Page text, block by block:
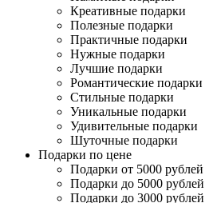
Креативные подарки
Полезные подарки
Практичные подарки
Нужные подарки
Лучшие подарки
Романтические подарки
Стильные подарки
Уникальные подарки
Удивительные подарки
Шуточные подарки
Подарки по цене
Подарки от 5000 рублей
Подарки до 5000 рублей
Подарки до 3000 рублей